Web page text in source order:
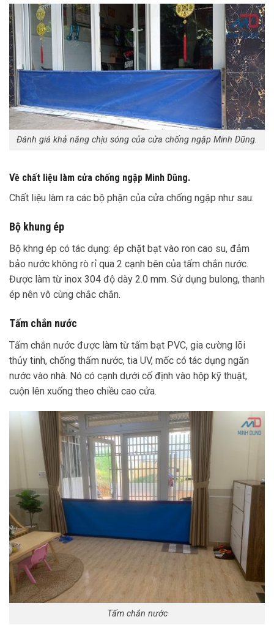
Đánh giá khả năng chịu sóng của cửa chống ngập Minh Dũng.
Về chất liệu làm cửa chống ngập Minh Dũng.
Chất liệu làm ra các bộ phận của cửa chống ngập như sau:
Bộ khung ép
Bộ khng ép có tác dụng: ép chặt bạt vào ron cao su, đảm
bảo nước không rò rỉ qua 2 cạnh bên của tấm chắn nước.
Được làm từ inox 304 độ dày 2.0 mm. Sử dụng bulong, thanh
ép nên vô cùng chắc chắn.
Tấm chắn nước
Tấm chắn nước được làm từ tấm bạt PVC, gia cường lõi
thủy tinh, chống thấm nước, tia UV, mốc có tác dụng ngăn
nước vào nhà. Nó có cạnh dưới cố định vào hộp kỹ thuật,
cuộn lên xuống theo chiều cao cửa.
Tấm chắn nước